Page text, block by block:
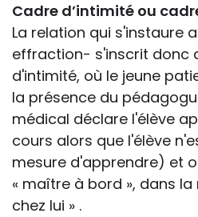
Cadre d’intimité ou
La relation qui s'instaure
effraction- s'inscrit donc
d'intimité, où le jeune
la présence du
médical déclare l'élève
cours alors que l'élève
mesure d'apprendre) et
« maître à bord », dans
chez lui » .